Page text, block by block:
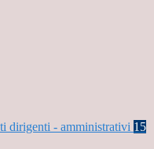
dirigenti - amministrativi 15